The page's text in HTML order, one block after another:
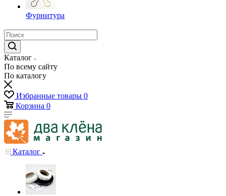
Фурнитура
Каталог
По всему сайту
По каталогу
Избранные товары 0
Корзина 0
Каталог